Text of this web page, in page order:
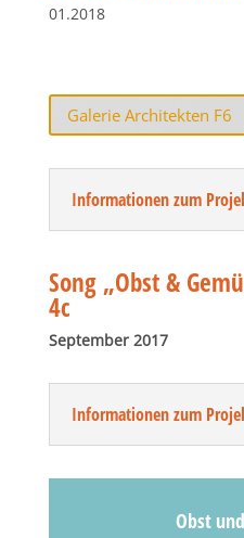
01.2018
Galerie Architekten F6
Informationen zum
Song „Obst &
4c
September 2017
Informationen zum
Obst